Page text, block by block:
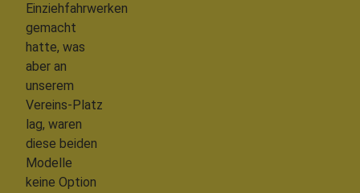
Einziehfahrwerken
gemacht
hatte, was
aber an
unserem
Vereins-Platz
lag, waren
diese beiden
Modelle
keine Option